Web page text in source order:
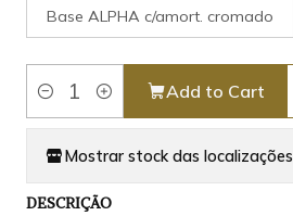
Base ALPHA c/amort. cromado
Quantity
Add to Cart
Mostrar stock das localizações
DESCRIÇÃO